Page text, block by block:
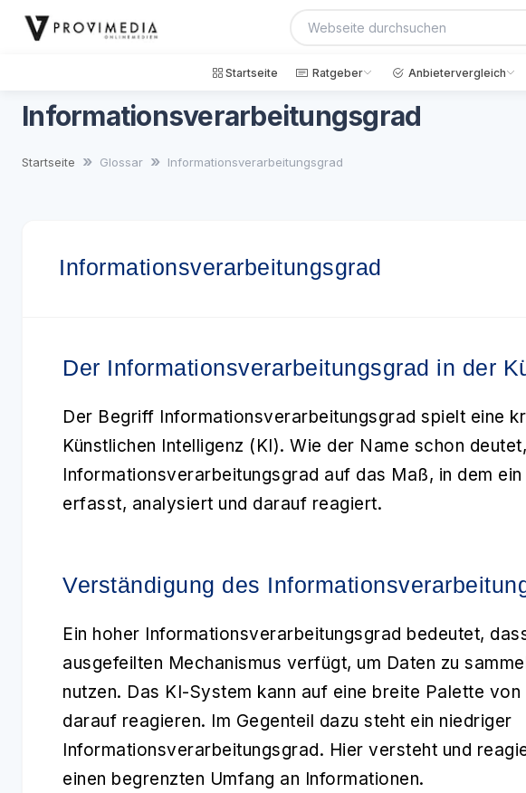
Startseite Ratgeber Anbietervergleich
Informationsverarbeitungsgrad
Startseite Glossar Informationsverarbeitungsgrad
Informationsverarbeitungsgrad
Der Informationsverarbeitungsgrad in der
Der Begriff Informationsverarbeitungsgrad spielt eine
Künstlichen Intelligenz (KI). Wie der Name schon
Informationsverarbeitungsgrad auf das Maß, in dem
erfasst, analysiert und darauf reagiert.
Verständigung des
Ein hoher Informationsverarbeitungsgrad bedeutet,
ausgefeilten Mechanismus verfügt, um Daten zu
nutzen. Das KI-System kann auf eine breite Palette
darauf reagieren. Im Gegenteil dazu steht ein niedriger
Informationsverarbeitungsgrad. Hier versteht und
einen begrenzten Umfang an Informationen.